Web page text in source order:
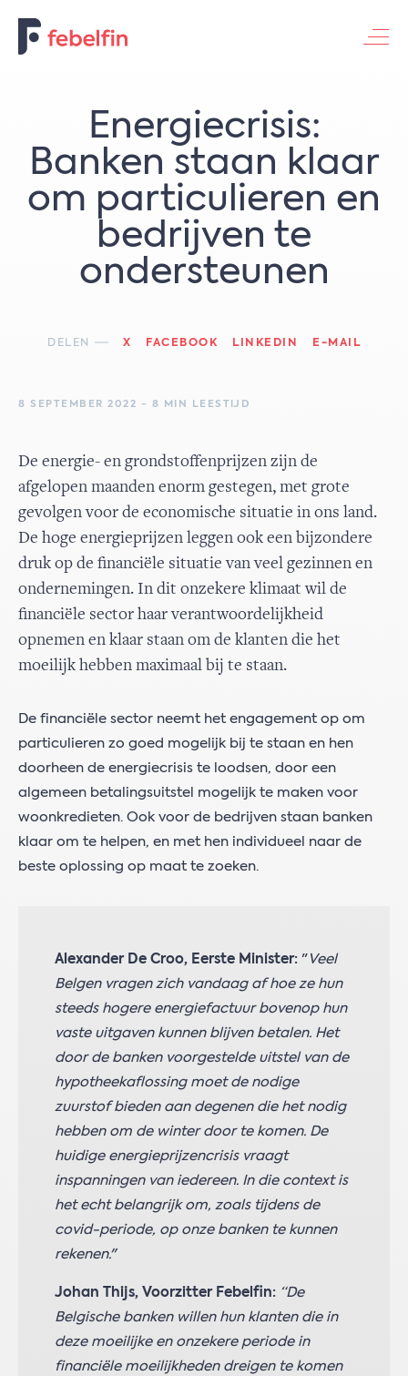
Energiecrisis:
Banken staan klaar
om particulieren en
bedrijven te
ondersteunen
DELEN X FACEBOOK LINKEDIN E-MAIL
8 SEPTEMBER 2022 - 8 MIN LEESTIJD
De energie- en grondstoffenprijzen zijn de
afgelopen maanden enorm gestegen, met grote
gevolgen voor de economische situatie in ons land.
De hoge energieprijzen leggen ook een bijzondere
druk op de financiële situatie van veel gezinnen en
ondernemingen. In dit onzekere klimaat wil de
financiële sector haar verantwoordelijkheid
opnemen en klaar staan om de klanten die het
moeilijk hebben maximaal bij te staan.
De financiële sector neemt het engagement op om
particulieren zo goed mogelijk bij te staan en hen
doorheen de energiecrisis te loodsen, door een
algemeen betalingsuitstel mogelijk te maken voor
woonkredieten. Ook voor de bedrijven staan banken
klaar om te helpen, en met hen individueel naar de
beste oplossing op maat te zoeken.
Alexander De Croo, Eerste Minister: " Veel
Belgen vragen zich vandaag af hoe ze hun
steeds hogere energiefactuur bovenop hun
vaste uitgaven kunnen blijven betalen. Het
door de banken voorgestelde uitstel van de
hypotheekaflossing moet de nodige
zuurstof bieden aan degenen die het nodig
hebben om de winter door te komen. De
huidige energieprijzencrisis vraagt
inspanningen van iedereen. In die context is
het echt belangrijk om, zoals tijdens de
covid-periode, op onze banken te kunnen
rekenen."
Johan Thijs, Voorzitter Febelfin: “De
Belgische banken willen hun klanten die in
deze moeilijke en onzekere periode in
financiële moeilijkheden dreigen te komen